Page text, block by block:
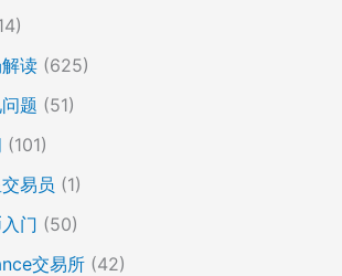
读 (625)
题 (51)
(101)
易员 (1)
门 (50)
交易所 (42)